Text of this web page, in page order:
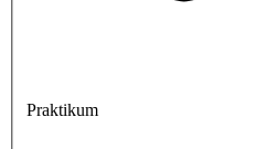
Praktikum